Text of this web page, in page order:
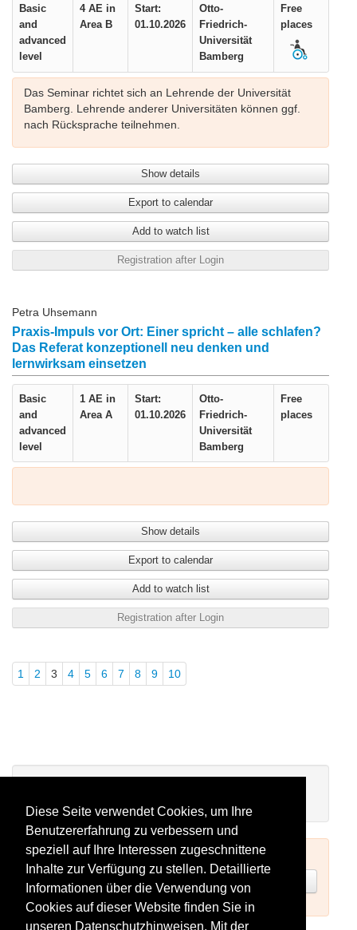
Diese Seite verwendet Cookies, um Ihre
Benutzererfahrung zu verbessern und
speziell auf Ihre Interessen zugeschnittene
Inhalte zur Verfügung zu stellen. Detaillierte
Informationen über die Verwendung von
Cookies auf dieser Website finden Sie in
unseren Datenschutzhinweisen. Mit der
Basic
and
advanced
level
4 AE in
Area B
Start:
01.10.2026
Otto-
Friedrich-
Universität
Bamberg
Free
places
Das Seminar richtet sich an Lehrende der Universität
Bamberg. Lehrende anderer Universitäten können ggf.
nach Rücksprache teilnehmen.
Show details
Export to calendar
Add to watch list
Registration after Login
Petra Uhsemann
Praxis-Impuls vor Ort: Einer spricht – alle schlafen?
Das Referat konzeptionell neu denken und
lernwirksam einsetzen
Basic
and
advanced
level
1 AE in
Area A
Start:
01.10.2026
Otto-
Friedrich-
Universität
Bamberg
Free
places
Show details
Export to calendar
Add to watch list
Registration after Login
1 2 3 4 5 6 7 8 9 10
There are no seminars on your watchlist.
To book seminars please log in (see above) or register.
Register now